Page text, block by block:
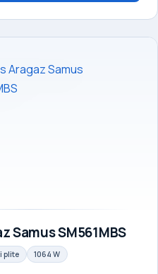
Samus SM561MBS
plite 1064 W